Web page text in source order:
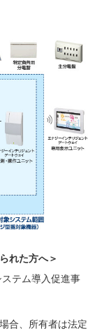
れた方へ＞
テム導入促進事
合、所有者は法定